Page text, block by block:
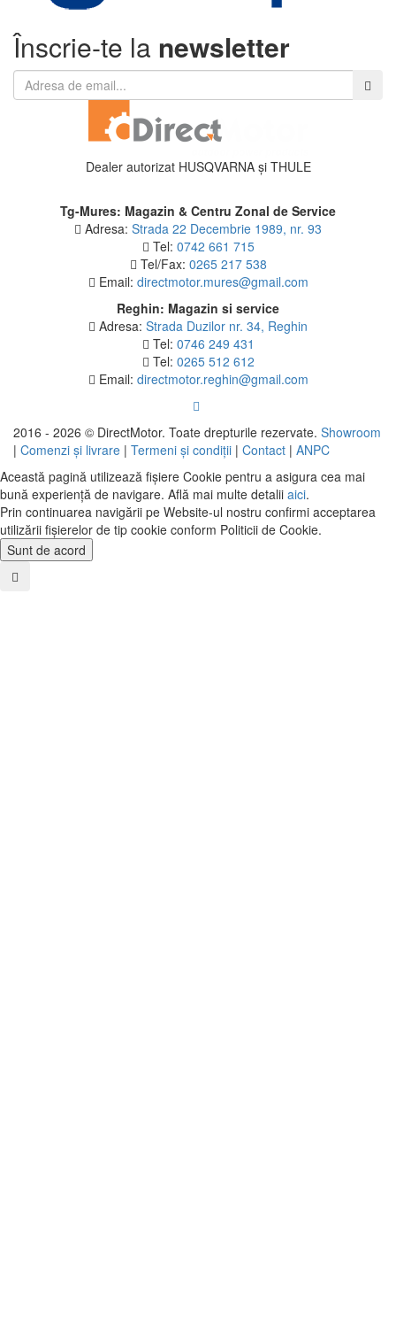
Înscrie-te la newsletter
Dealer autorizat HUSQVARNA și THULE
Tg-Mures: Magazin & Centru Zonal de Service
Adresa: Strada 22 Decembrie 1989, nr. 93
Tel: 0742 661 715
Tel/Fax: 0265 217 538
Email: directmotor.mures@gmail.com
Reghin: Magazin si service
Adresa: Strada Duzilor nr. 34, Reghin
Tel: 0746 249 431
Tel: 0265 512 612
Email: directmotor.reghin@gmail.com
2016 - 2026 © DirectMotor. Toate drepturile rezervate. Showroom
| Comenzi și livrare | Termeni și condiții | Contact | ANPC
Această pagină utilizează fișiere Cookie pentru a asigura cea mai
bună experiență de navigare. Află mai multe detalii aici.
Prin continuarea navigării pe Website-ul nostru confirmi acceptarea
utilizării fişierelor de tip cookie conform Politicii de Cookie.
Sunt de acord